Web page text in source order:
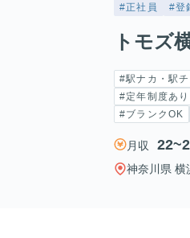
#正社員 #登
トモズ
#駅ナカ・駅チ
#定年制度あり
#ブランクOK
月収
神奈川県 横